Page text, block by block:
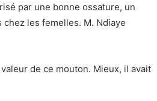
par une bonne ossature, un
les femelles. M. Ndiaye
de ce mouton. Mieux, il avait